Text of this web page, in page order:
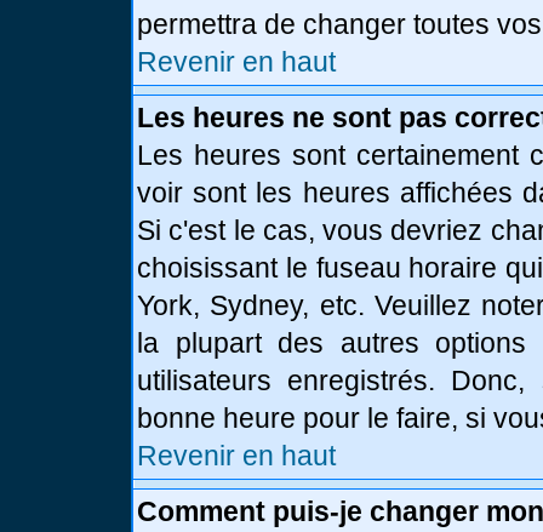
permettra de changer toutes
Revenir en haut
Les heures ne sont pas
Les heures sont certainement
voir sont les heures affichées
Si c'est le cas, vous devriez
choisissant le fuseau horaire
York, Sydney, etc. Veuillez
la plupart des autres options
utilisateurs enregistrés.
bonne heure pour le faire, si
Revenir en haut
Comment puis-je changer